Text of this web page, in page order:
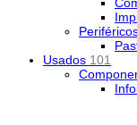
Usados 101